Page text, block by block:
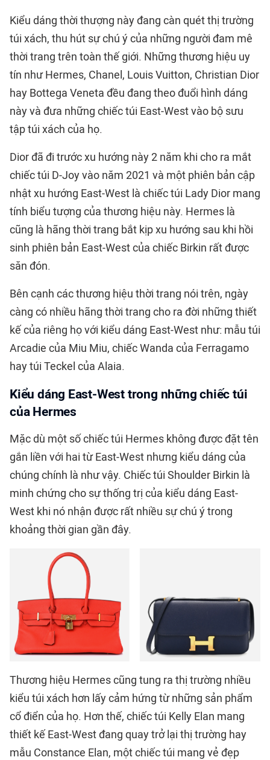
Kiểu dáng thời thượng này đang càn quét thị trường
túi xách, thu hút sự chú ý của những người đam mê
thời trang trên toàn thế giới. Những thương hiệu uy
tín như Hermes, Chanel, Louis Vuitton, Christian Dior
hay Bottega Veneta đều đang theo đuổi hình dáng
này và đưa những chiếc túi East-West vào bộ sưu
tập túi xách của họ.
Dior đã đi trước xu hướng này 2 năm khi cho ra mắt
chiếc túi D-Joy vào năm 2021 và một phiên bản cập
nhật xu hướng East-West là chiếc túi Lady Dior mang
tính biểu tượng của thương hiệu này. Hermes là
cũng là hãng thời trang bắt kịp xu hướng sau khi hồi
sinh phiên bản East-West của chiếc Birkin rất được
săn đón.
Bên cạnh các thương hiệu thời trang nói trên, ngày
càng có nhiều hãng thời trang cho ra đời những thiết
kế của riêng họ với kiểu dáng East-West như: mẫu túi
Arcadie của Miu Miu, chiếc Wanda của Ferragamo
hay túi Teckel của Alaia.
Kiểu dáng East-West trong những chiếc túi
của Hermes
Mặc dù một số chiếc túi Hermes không được đặt tên
gắn liền với hai từ East-West nhưng kiểu dáng của
chúng chính là như vậy. Chiếc túi Shoulder Birkin là
minh chứng cho sự thống trị của kiểu dáng East-
West khi nó nhận được rất nhiều sự chú ý trong
khoảng thời gian gần đây.
Thương hiệu Hermes cũng tung ra thị trường nhiều
kiểu túi xách hơn lấy cảm hứng từ những sản phẩm
cổ điển của họ. Hơn thế, chiếc túi Kelly Elan mang
thiết kế East-West đang quay trở lại thị trường hay
mẫu Constance Elan, một chiếc túi mang vẻ đẹp